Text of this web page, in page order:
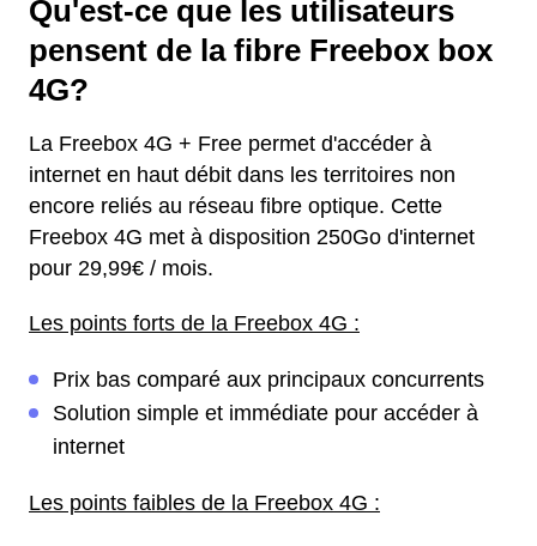
Qu'est-ce que les utilisateurs
pensent de la fibre Freebox box
4G?
La Freebox 4G + Free permet d'accéder à
internet en haut débit dans les territoires non
encore reliés au réseau fibre optique. Cette
Freebox 4G met à disposition 250Go d'internet
pour 29,99€ / mois.
Les points forts de la Freebox 4G :
Prix bas comparé aux principaux concurrents
Solution simple et immédiate pour accéder à
internet
Les points faibles de la Freebox 4G :